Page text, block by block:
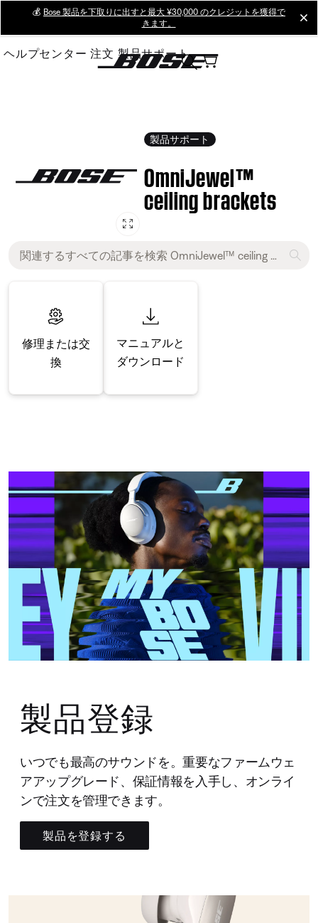
Main
💰 Bose 製品を下取りに出すと最大 ¥30,000 のクレジットを獲得で
きます。
ヘルプセンター 注文 製品サポート
製品サポート
OmniJewel™
ceiling brackets
修理または交
換
マニュアルと
ダウンロード
製品登録
いつでも最高のサウンドを。重要なファームウェ
アアップグレード、保証情報を入手し、オンライ
ンで注文を管理できます。
製品を登録する